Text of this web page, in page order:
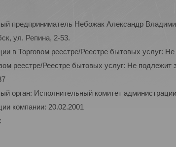
предприниматель Небожак Александр
ул. Репина, 2-53.
в Торговом реестре/Реестре бытовых услуг:
реестре/Реестре бытовых услуг: Не подлежит
орган: Исполнительный комитет
компании: 20.02.2001